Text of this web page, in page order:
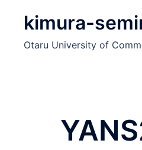
kimura-
Otaru University of